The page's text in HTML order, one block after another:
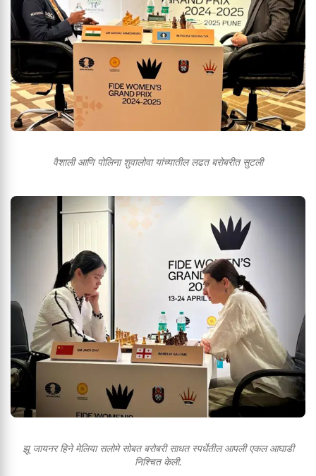
वैशाली आणि पोलिना शुवालोवा यांच्यातील लढत बरोबरीत सुटली
झू जायनर हिने मेलिया सलोमे सोबत बरोबरी साधत स्पर्धेतील आपली एकल आघाडी
निश्चित केली.